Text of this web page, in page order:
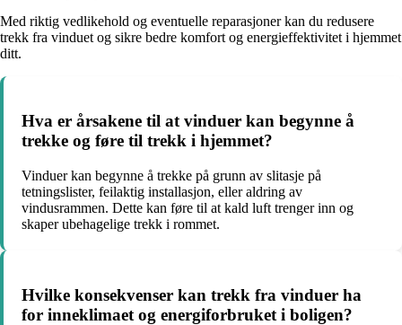
Med riktig vedlikehold og eventuelle reparasjoner kan du redusere
trekk fra vinduet og sikre bedre komfort og energieffektivitet i hjemmet
ditt.
Hva er årsakene til at vinduer kan begynne å
trekke og føre til trekk i hjemmet?
Vinduer kan begynne å trekke på grunn av slitasje på
tetningslister, feilaktig installasjon, eller aldring av
vindusrammen. Dette kan føre til at kald luft trenger inn og
skaper ubehagelige trekk i rommet.
Hvilke konsekvenser kan trekk fra vinduer ha
for inneklimaet og energiforbruket i boligen?